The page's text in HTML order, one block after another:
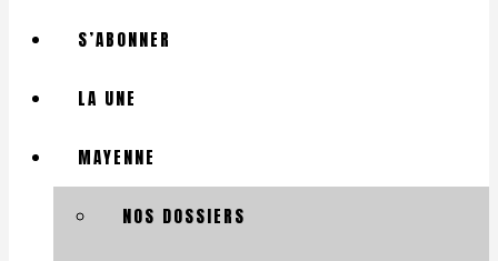
S’ABONNER
LA UNE
MAYENNE
NOS DOSSIERS